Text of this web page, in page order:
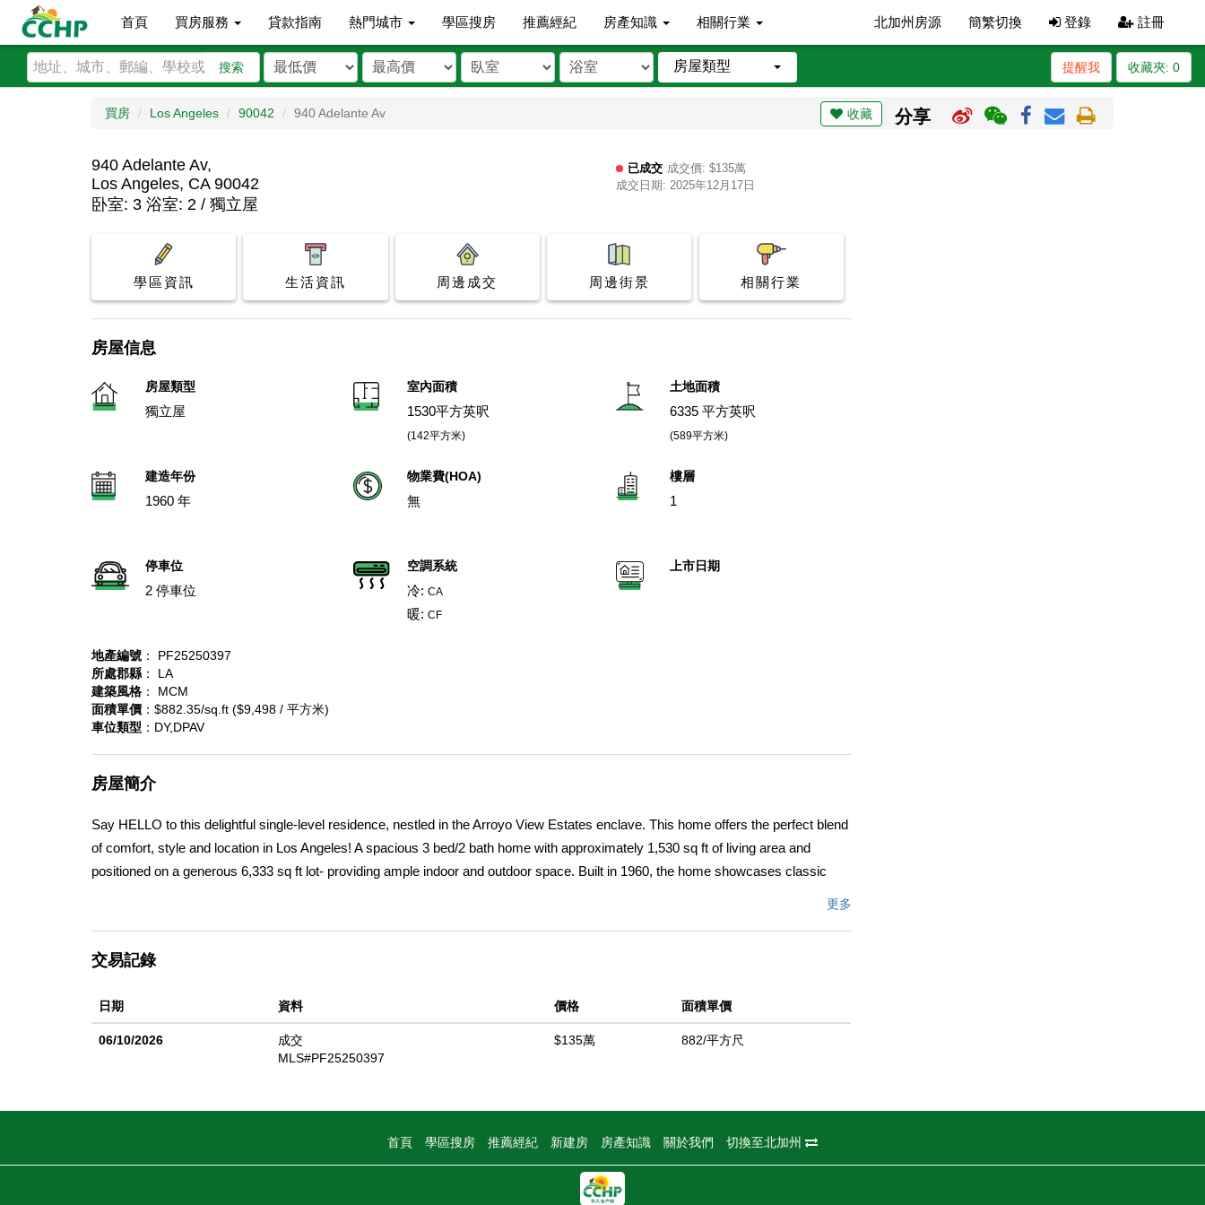
首頁 買房服務 貸款指南 熱門城市 學區搜房 推薦經紀 房產知識 相關行業 北加州房源 簡繁切換 登錄 註冊
搜索 房屋類型 收藏夾: 0
提醒我
買房 Los Angeles 90042 940 Adelante Av 收藏 分享
940 Adelante Av,
Los Angeles, CA 90042
已成交 成交價: $135萬
成交日期: 2025年12月17日
卧室: 3 浴室: 2 / 獨立屋
學區資訊 生活資訊 周邊成交 周邊街景 相關行業
房屋信息
房屋類型
獨立屋
室內面積
1530平方英呎
(142平方米)
土地面積
6335 平方英呎
(589平方米)
建造年份
1960 年
物業費(HOA)
無
樓層
1
停車位
2 停車位
空調系統
冷:CA
暖:CF
上市日期
地產編號 ： PF25250397
所處郡縣 ： LA
建築風格 ： MCM
面積單價 ：$882.35/sq.ft ($9,498 / 平方米)
車位類型 ：DY,DPAV
房屋簡介
Say HELLO to this delightful single-level residence, nestled in the Arroyo View Estates enclave. This home offers the perfect blend
of comfort, style and location in Los Angeles! A spacious 3 bed/2 bath home with approximately 1,530 sq ft of living area and
positioned on a generous 6,333 sq ft lot- providing ample indoor and outdoor space. Built in 1960, the home showcases classic
best of LA living. Prime access to the natural beauty of the nearby foothills, excellent dining and shopping amenities, and
中文描述
更多
交易記錄
日期 資料 價格 面積單價
06/10/2026
成交
MLS#PF25250397
$135萬 882/平方尺
首頁 學區搜房 推薦經紀 新建房 房產知識 關於我們 切換至北加州